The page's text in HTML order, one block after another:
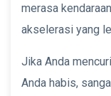
merasa
akselerasi yang
Jika Anda
Anda habis,